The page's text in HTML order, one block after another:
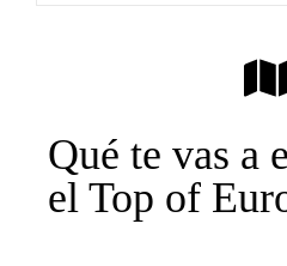
Qué te vas a
el Top of